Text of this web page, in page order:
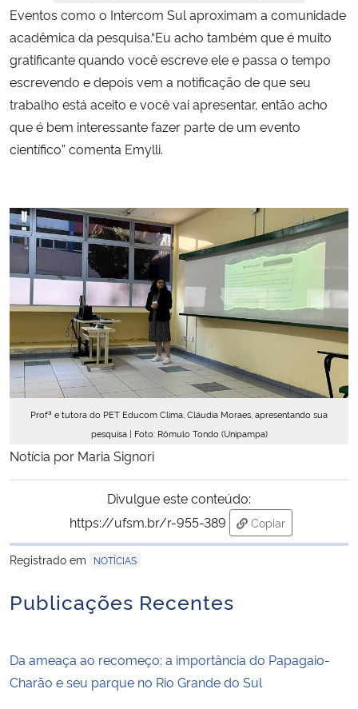
Eventos como o Intercom Sul aproximam a comunidade
acadêmica da pesquisa.“Eu acho também que é muito
gratificante quando você escreve ele e passa o tempo
escrevendo e depois vem a notificação de que seu
trabalho está aceito e você vai apresentar, então acho
que é bem interessante fazer parte de um evento
científico” comenta Emylli.
Profª e tutora do PET Educom Clima, Cláudia Moraes, apresentando sua
pesquisa | Foto: Rômulo Tondo (Unipampa)
Notícia por Maria Signori
Divulgue este conteúdo:
https://ufsm.br/r-955-389
Copiar
para área de
Registrado em
NOTÍCIAS
Publicações Recentes
Da ameaça ao recomeço: a importância do Papagaio-
Charão e seu parque no Rio Grande do Sul